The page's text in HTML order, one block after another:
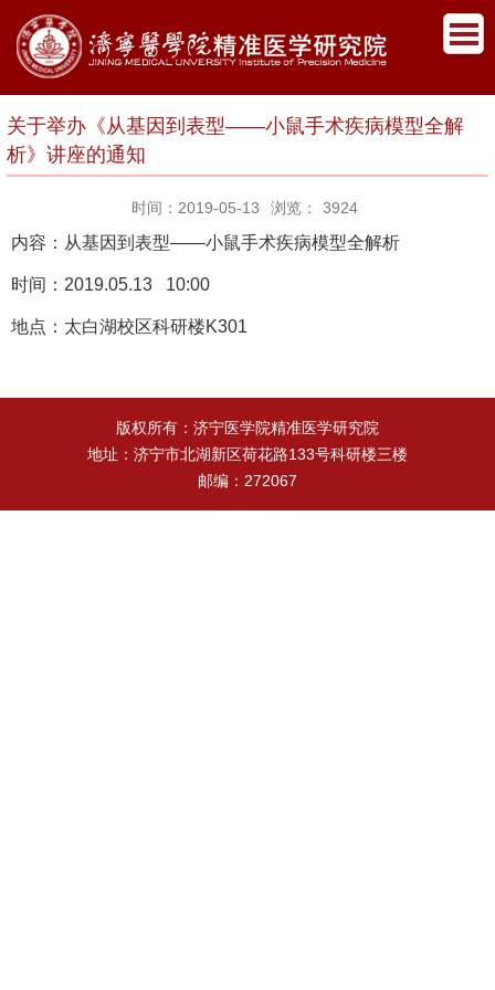
关于举办《从基因到表型——小鼠手术疾病模型全解
析》讲座的通知
时间：2019-05-13 浏览： 3924
内容：从基因到表型——小鼠手术疾病模型全解析
时间：2019.05.13 10:00
地点：太白湖校区科研楼K301
版权所有：济宁医学院精准医学研究院
地址：济宁市北湖新区荷花路133号科研楼三楼
邮编：272067